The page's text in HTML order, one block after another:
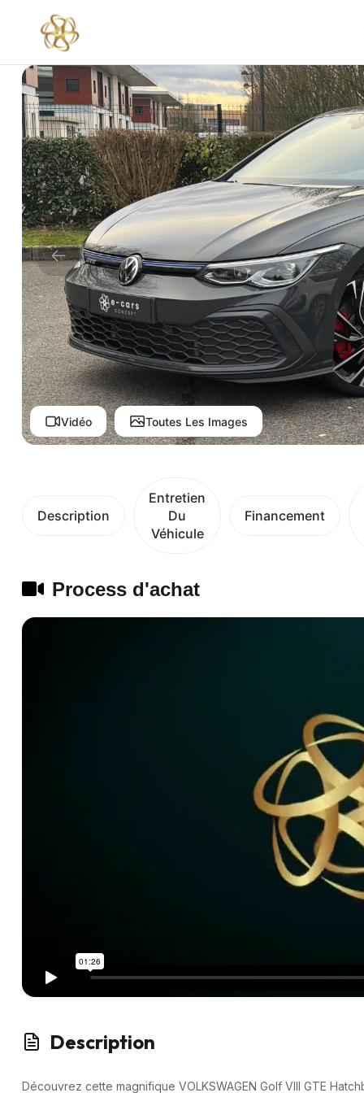
Vidéo Toutes Les Images
Description
Entretien
Du
Véhicule
Financement
Process d'achat
Description
Découvrez cette magnifique VOLKSWAGEN Golf VIII GTE